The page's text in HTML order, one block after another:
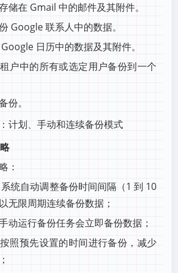
储在 Gmail 中的邮件及其附件。
Google 联系人中的数据。
日历中的数据及其附件。
户中的所有或选定用户备份到一个
份。
计划、手动和连续备份模式
：
统自动调整备份时间间隔（1 到 10
无限周期连续备份数据；
动运行备份任务会立即备份数据；
照预先设置的时间进行备份，减少